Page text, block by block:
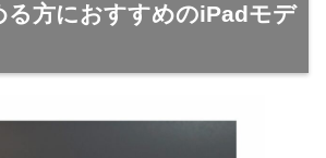
る方におすすめのiPadモデ